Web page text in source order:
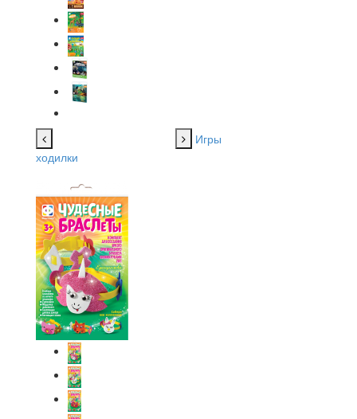
Игры
ходилки